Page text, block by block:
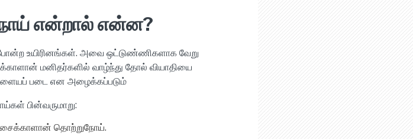
என்றால் என்ன?
உயிரினங்கள். அவை ஒட்டுண்ணிகளாக வேறு
மனிதர்களில் வாழ்ந்து தோல் வியாதியை
படை என அழைக்கப்படும்
பின்வருமாறு:
தொற்றுநோய்.